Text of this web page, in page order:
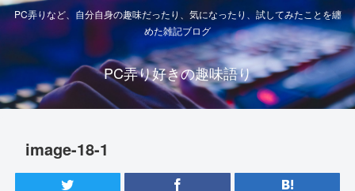
PC弄りなど、自分自身の趣味だったり、気になったり、試してみたことを纏
めた雑記ブログ
PC弄り好きの趣味語り
image-18-1